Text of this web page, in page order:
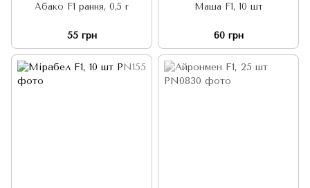
Абако F1 рання, 0,5 г
55 грн
Маша F1, 10 шт
60 грн